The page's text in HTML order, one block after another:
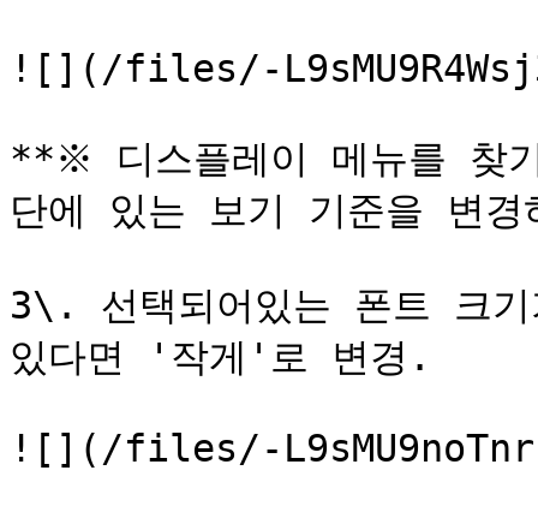
![](/files/-
**※ 디스플레이 메뉴를 찾
단에 있는 보기 기준을 변
3\. 선택되어있는 폰트 크
있다면 '작게'로 변경.
![](/files/-